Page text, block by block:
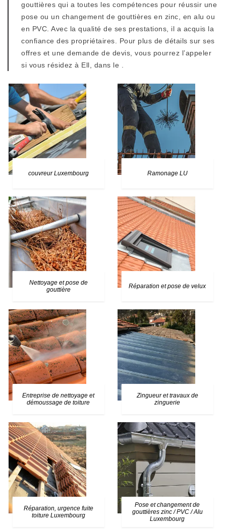
gouttières qui a toutes les compétences pour réussir une
pose ou un changement de gouttières en zinc, en alu ou
en PVC. Avec la qualité de ses prestations, il a acquis la
confiance des propriétaires. Pour plus de détails sur ses
offres et une demande de devis, vous pourrez l’appeler
si vous résidez à Ell, dans le .
couvreur Luxembourg Ramonage LU
Nettoyage et pose de
gouttière
Réparation et pose de velux
Entreprise de nettoyage et
démoussage de toiture
Zingueur et travaux de
zinguerie
Réparation, urgence fuite
toiture Luxembourg
Pose et changement de
gouttières zinc / PVC / Alu
Luxembourg